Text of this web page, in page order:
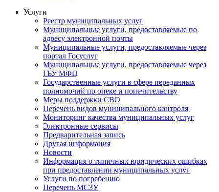
Услуги
Реестр муниципальных услуг
Муниципальные услуги, предоставляемые по
адресу электронной почты
Муниципальные услуги, предоставляемые через
портал Госуслуг
Муниципальные услуги, предоставляемые через
ГБУ МФЦ
Государственные услуги в сфере переданных
полномочий по опеке и попечительству
Меры поддержки СВО
Перечень видов муниципального контроля
Мониторинг качества муниципальных услуг
Электронные сервисы
Предварительная запись
Другая информация
Новости
Информация о типичных юридических ошибках
при предоставлении муниципальных услуг
Услуги по погребению
Перечень МСЗУ